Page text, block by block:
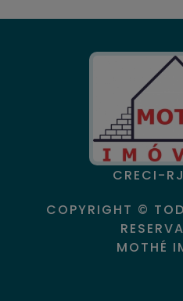
CRECI-
COPYRIGHT ©
MOTHÉ